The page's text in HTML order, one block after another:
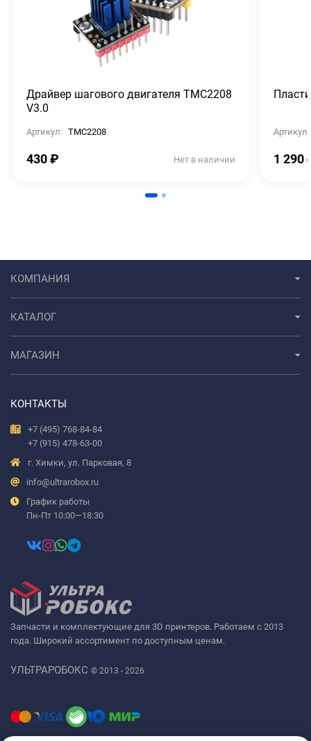
Драйвер шагового двигателя TMC2208
V3.0
Артикул: TMC2208
430₽ Нет в наличии
Артикул:
1 290
Запчасти и комплектующие для 3D принтеров. Работаем с 2013
года. Широкий ассортимент по доступным ценам.
УЛЬТРАРОБОКС © 2013 - 2026
КОМПАНИЯ
КАТАЛОГ
МАГАЗИН
КОНТАКТЫ
+7 (495) 768-84-84
+7 (915) 478-63-00
г. Химки, ул. Парковая, 8
info@ultrarobox.ru
График работы
Пн-Пт 10:00—18:30